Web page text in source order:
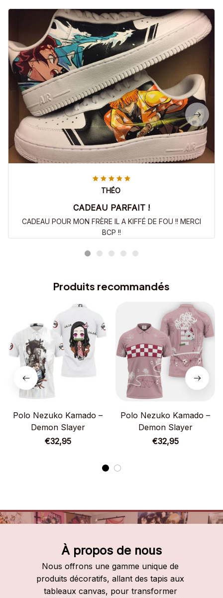
THÉO
CADEAU PARFAIT !
CADEAU POUR MON FRÈRE IL A KIFFÉ DE FOU !! MERCI
BCP !!
Produits recommandés
Polo Nezuko Kamado –
Demon Slayer
€32,95
Polo Nezuko Kamado –
Demon Slayer
€32,95
À propos de nous
Nous offrons une gamme unique de
produits décoratifs, allant des tapis aux
tableaux canvas, pour transformer